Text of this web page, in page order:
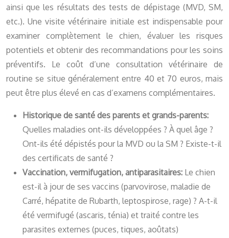
ainsi que les résultats des tests de dépistage (MVD, SM,
etc.). Une visite vétérinaire initiale est indispensable pour
examiner complètement le chien, évaluer les risques
potentiels et obtenir des recommandations pour les soins
préventifs. Le coût d’une consultation vétérinaire de
routine se situe généralement entre 40 et 70 euros, mais
peut être plus élevé en cas d’examens complémentaires.
Historique de santé des parents et grands-parents:
Quelles maladies ont-ils développées ? À quel âge ?
Ont-ils été dépistés pour la MVD ou la SM ? Existe-t-il
des certificats de santé ?
Vaccination, vermifugation, antiparasitaires: Le chien
est-il à jour de ses vaccins (parvovirose, maladie de
Carré, hépatite de Rubarth, leptospirose, rage) ? A-t-il
été vermifugé (ascaris, ténia) et traité contre les
parasites externes (puces, tiques, aoûtats)